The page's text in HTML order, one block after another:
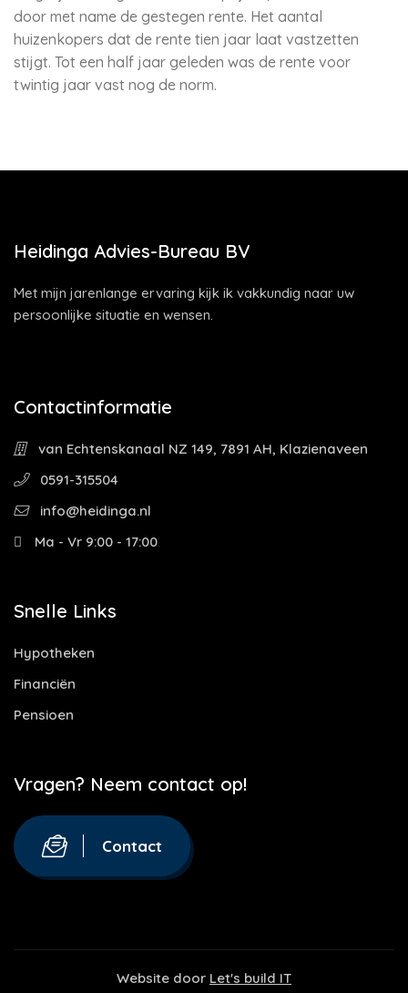
door met name de gestegen rente. Het aantal
huizenkopers dat de rente tien jaar laat vastzetten
stijgt. Tot een half jaar geleden was de rente voor
twintig jaar vast nog de norm.
Heidinga Advies-Bureau BV
Met mijn jarenlange ervaring kijk ik vakkundig naar uw
persoonlijke situatie en wensen.
Contactinformatie
van Echtenskanaal NZ 149, 7891 AH, Klazienaveen
0591-315504
info@heidinga.nl
Ma - Vr 9:00 - 17:00
Snelle Links
Hypotheken
Financiën
Pensioen
Vragen? Neem contact op!
Contact
Website door Let's build IT